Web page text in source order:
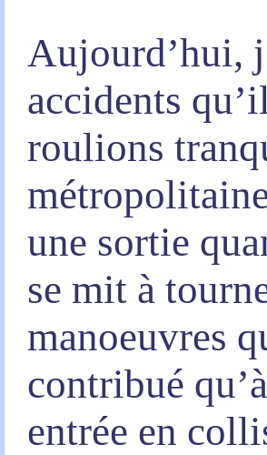
Aujourd’hui,
accidents
roulions
une sortie
se mit à
manoeuvres
contribué
entrée en